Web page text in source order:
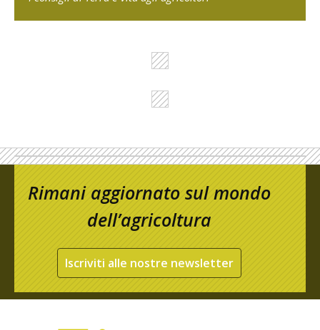
Rimani aggiornato sul mondo
dell’agricoltura
Iscriviti alle nostre newsletter